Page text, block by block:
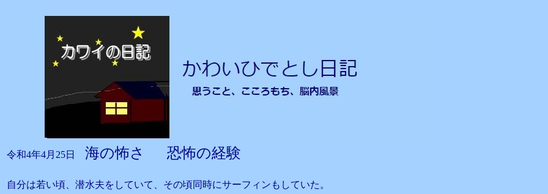
令和4年4月25日 海の怖さ 恐怖の経験
自分は若い頃、潜水夫をしていて、その頃同時にサーフィンもしていた。